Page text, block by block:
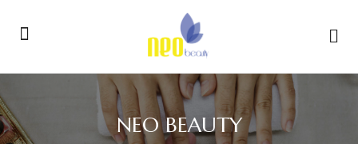
NEO BEAUTY